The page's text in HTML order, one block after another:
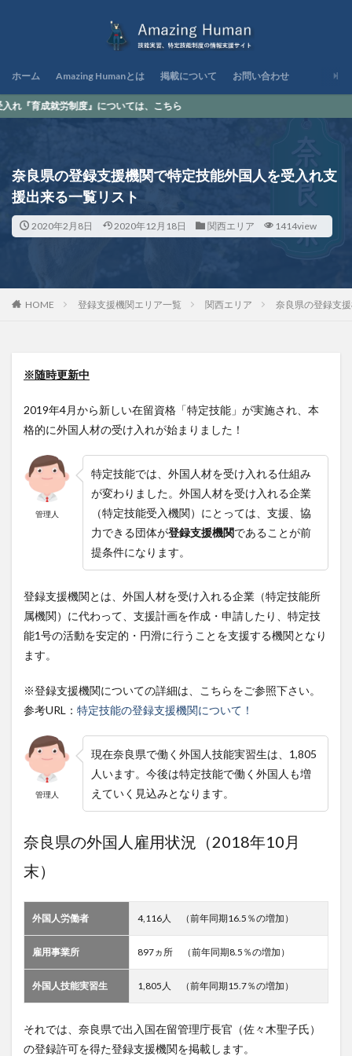
ホーム Amazing Humanとは 掲載について お問い合わせ
』については、こちら
奈良県の登録支援機関で特定技能外国人を受入れ支
援出来る一覧リスト
2020年2月8日 2020年12月18日 関西エリア 1414view
HOME 登録支援機関エリア一覧 関西エリア 奈良県の登録支
※随時更新中
2019年4月から新しい在留資格「特定技能」が実施され、本
格的に外国人材の受け入れが始まりました！
管理人
特定技能では、外国人材を受け入れる仕組み
が変わりました。外国人材を受け入れる企業
（特定技能受入機関）にとっては、支援、協
力できる団体が登録支援機関であることが前
提条件になります。
登録支援機関とは、外国人材を受け入れる企業（特定技能所
属機関）に代わって、支援計画を作成・申請したり、特定技
能1号の活動を安定的・円滑に行うことを支援する機関となり
ます。
※登録支援機関についての詳細は、こちらをご参照下さい。
参考URL： 特定技能の登録支援機関について！
管理人
現在奈良県で働く外国人技能実習生は、1,805
人います。今後は特定技能で働く外国人も増
えていく見込みとなります。
奈良県の外国人雇用状況（2018年10月
末）
外国人労働者 4,116人 （前年同期16.5％の増加）
雇用事業所 897ヵ所 （前年同期8.5％の増加）
外国人技能実習生 1,805人 （前年同期15.7％の増加）
それでは、奈良県で出入国在留管理庁長官（佐々木聖子氏）
の登録許可を得た登録支援機関を掲載します。